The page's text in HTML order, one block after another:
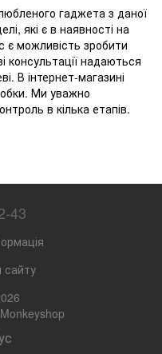
гаджета з даної
які є в наявності на
є можливість зробити
надаються
В інтернет-магазині
Ми уважно
в кілька етапів.
43
сайту